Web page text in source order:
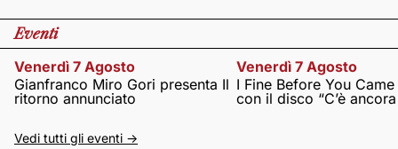
Eventi
Venerdì 7 Agosto
Gianfranco Miro Gori presenta Il
ritorno annunciato
Venerdì 7 Agosto
I Fine Before You
con il disco “C’è
Vedi tutti gli eventi ->